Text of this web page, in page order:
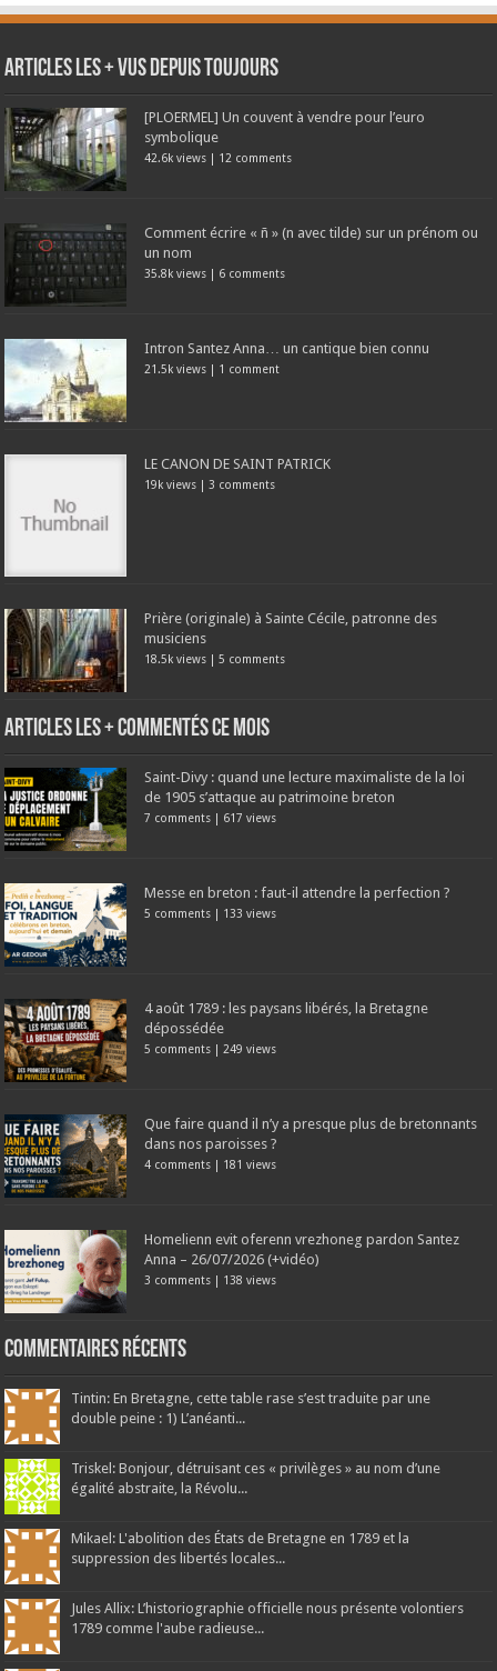
Articles les + vus depuis toujours
[PLOERMEL] Un couvent à vendre pour l’euro
symbolique
42.6k views | 12 comments
Comment écrire « ñ » (n avec tilde) sur un prénom ou
un nom
35.8k views | 6 comments
Intron Santez Anna… un cantique bien connu
21.5k views | 1 comment
LE CANON DE SAINT PATRICK
19k views | 3 comments
Prière (originale) à Sainte Cécile, patronne des
musiciens
18.5k views |5 comments
Articles les + commentés ce mois
Saint-Divy : quand une lecture maximaliste de la loi
de 1905 s’attaque au patrimoine breton
7 comments | 617 views
Messe en breton : faut-il attendre la perfection ?
5 comments | 133 views
4 août 1789 : les paysans libérés, la Bretagne
dépossédée
5 comments | 249 views
Que faire quand il n’y a presque plus de bretonnants
dans nos paroisses ?
4 comments | 181 views
Homelienn evit oferenn vrezhoneg pardon Santez
Anna – 26/07/2026 (+vidéo)
3 comments | 138 views
Commentaires récents
Tintin: En Bretagne, cette table rase s’est traduite par une
double peine : 1) L’anéanti...
Triskel: Bonjour, détruisant ces « privilèges » au nom d’une
égalité abstraite, la Révolu...
Mikael: L'abolition des États de Bretagne en 1789 et la
suppression des libertés locales...
Jules Allix: L’historiographie officielle nous présente volontiers
1789 comme l'aube radieuse...